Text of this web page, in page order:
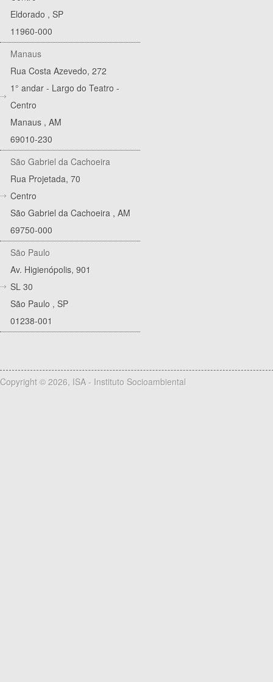
Eldorado , SP
11960-000
Manaus
Rua Costa Azevedo, 272
1° andar - Largo do Teatro -
Centro
Manaus , AM
69010-230
São Gabriel da Cachoeira
Rua Projetada, 70
Centro
São Gabriel da Cachoeira , AM
69750-000
São Paulo
Av. Higienópolis, 901
SL 30
São Paulo , SP
01238-001
Copyright © 2026, ISA - Instituto Socioambiental